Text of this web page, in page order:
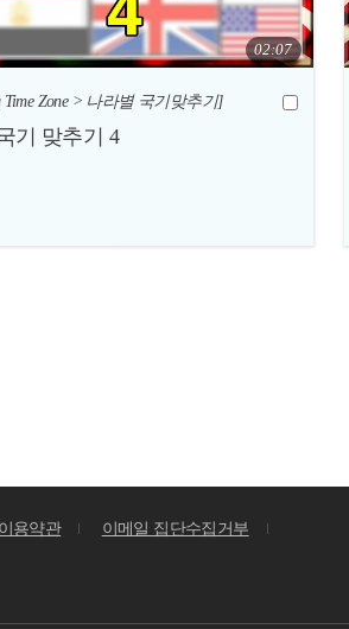
02:07
Time Zone > 나라별 국기맞추기]
기 맞추기 4
이용약관
이메일 집단수집거부